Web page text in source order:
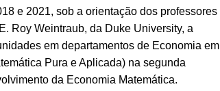
e 2021, sob a orientação dos professores
Roy Weintraub, da Duke University, a
em departamentos de Economia em
Pura e Aplicada) na segunda
da Economia Matemática.